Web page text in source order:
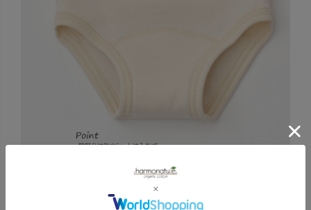
股の部分には、ワッフル生地を挟んだ3枚仕立て。